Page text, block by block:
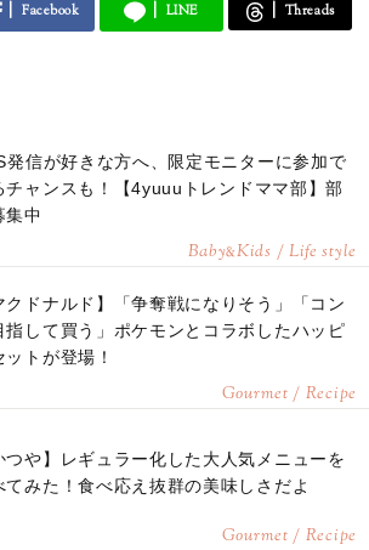
Facebook LINE Threads
発信が好きな方へ、限定モニターに参加で
チャンスも！【4yuuuトレンドママ部】部
集中
Baby&Kids / Life style
クドナルド】「争奪戦になりそう」「コン
指して買う」ポケモンとコラボしたハッピ
ットが登場！
Gourmet / Recipe
つや】レギュラー化した大人気メニューを
てみた！食べ応え抜群の美味しさだよ
Gourmet / Recipe